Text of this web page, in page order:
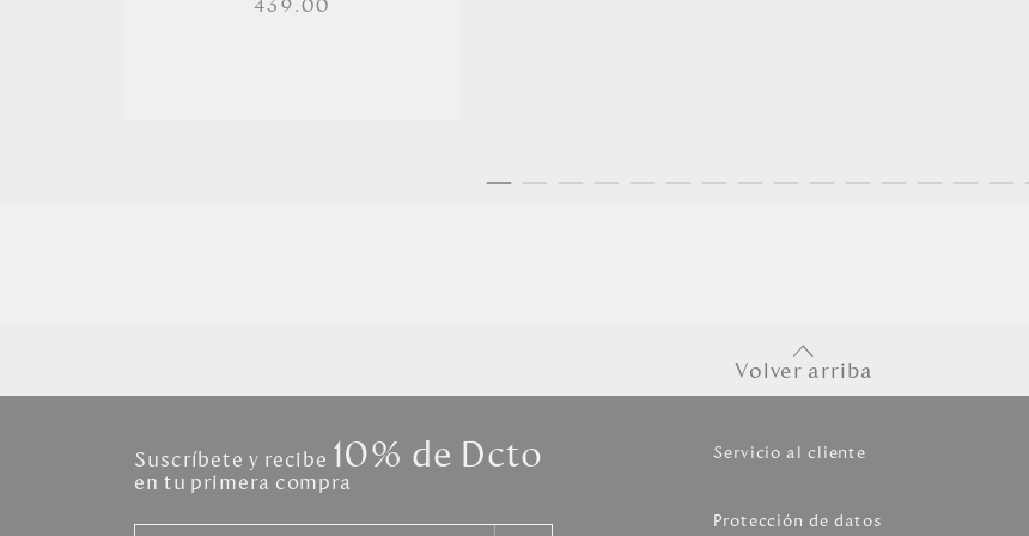
439.00
Volver arriba
Suscríbete y recibe 10% de Dcto
en tu primera compra
Servicio al cliente
Protección de datos